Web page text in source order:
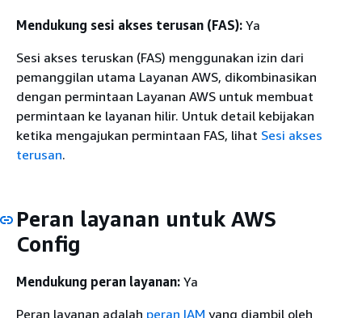
Mendukung sesi akses terusan (FAS): Ya
Sesi akses teruskan (FAS) menggunakan izin dari
pemanggilan utama Layanan AWS, dikombinasikan
dengan permintaan Layanan AWS untuk membuat
permintaan ke layanan hilir. Untuk detail kebijakan
ketika mengajukan permintaan FAS, lihat Sesi akses
terusan.
Peran layanan untuk AWS
Config
Mendukung peran layanan: Ya
Peran layanan adalah peran IAM yang diambil oleh